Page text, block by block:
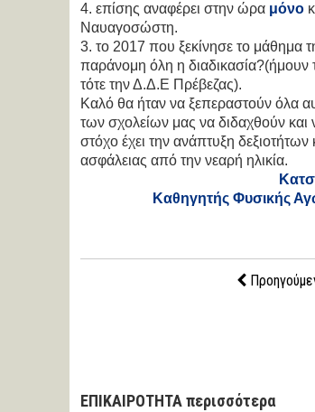
4. επίσης αναφέρει στην ώρα μόνο
Ναυαγοσώστη.
3. το 2017 που ξεκίνησε το μάθημα
παράνομη όλη η διαδικασία?(ήμουν
τότε την Δ.Δ.Ε Πρέβεζας).
Καλό θα ήταν να ξεπεραστούν όλα
των σχολείων μας να διδαχθούν
στόχο έχει την ανάπτυξη
ασφάλειας από την νεαρή ηλικία.
Καθηγητής Φυσικής
ΕΠΙΚΑΙΡΟΤΗΤΑ περισσότερα